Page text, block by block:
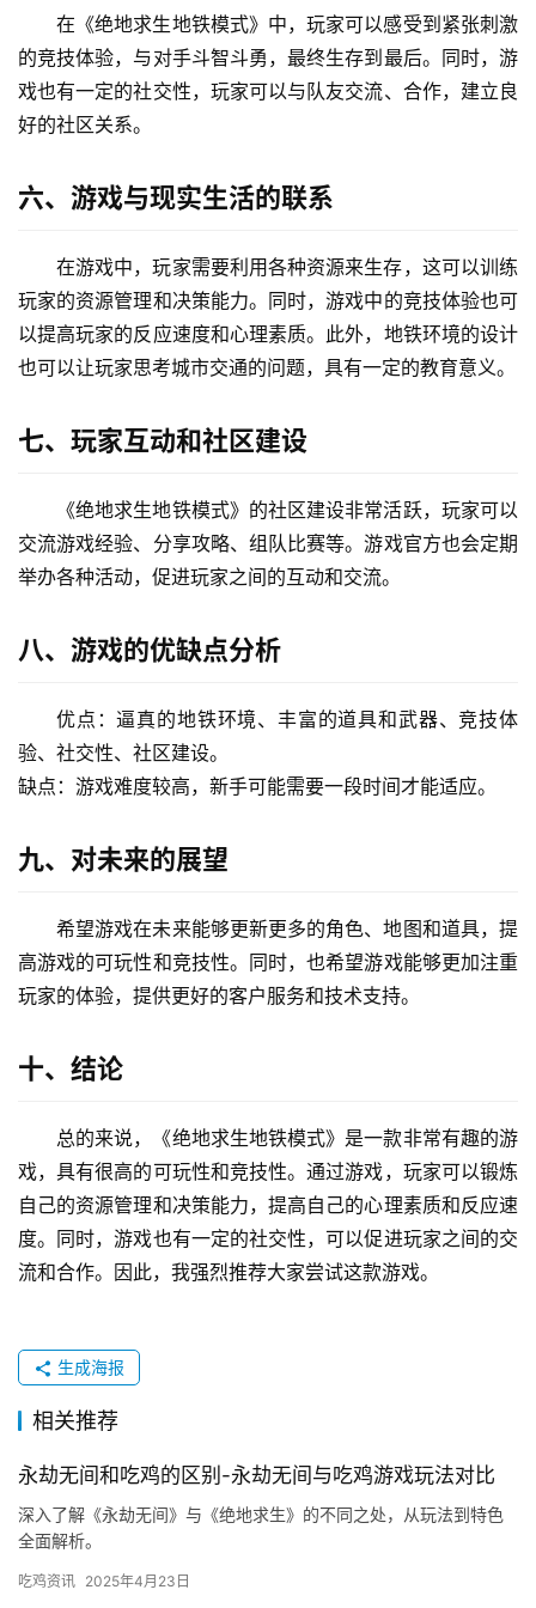
在《绝地求生地铁模式》中，玩家可以感受到紧张刺激
的竞技体验，与对手斗智斗勇，最终生存到最后。同时，游
戏也有一定的社交性，玩家可以与队友交流、合作，建立良
好的社区关系。
六、游戏与现实生活的联系
在游戏中，玩家需要利用各种资源来生存，这可以训练
玩家的资源管理和决策能力。同时，游戏中的竞技体验也可
以提高玩家的反应速度和心理素质。此外，地铁环境的设计
也可以让玩家思考城市交通的问题，具有一定的教育意义。
七、玩家互动和社区建设
《绝地求生地铁模式》的社区建设非常活跃，玩家可以
交流游戏经验、分享攻略、组队比赛等。游戏官方也会定期
举办各种活动，促进玩家之间的互动和交流。
八、游戏的优缺点分析
优点：逼真的地铁环境、丰富的道具和武器、竞技体
验、社交性、社区建设。
缺点：游戏难度较高，新手可能需要一段时间才能适应。
九、对未来的展望
希望游戏在未来能够更新更多的角色、地图和道具，提
高游戏的可玩性和竞技性。同时，也希望游戏能够更加注重
玩家的体验，提供更好的客户服务和技术支持。
十、结论
总的来说，《绝地求生地铁模式》是一款非常有趣的游
戏，具有很高的可玩性和竞技性。通过游戏，玩家可以锻炼
自己的资源管理和决策能力，提高自己的心理素质和反应速
度。同时，游戏也有一定的社交性，可以促进玩家之间的交
流和合作。因此，我强烈推荐大家尝试这款游戏。
生成海报
相关推荐
永劫无间和吃鸡的区别-永劫无间与吃鸡游戏玩法对比
深入了解《永劫无间》与《绝地求生》的不同之处，从玩法到特色
全面解析。
吃鸡资讯 2025年4月23日